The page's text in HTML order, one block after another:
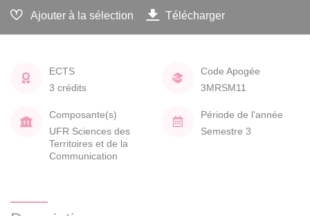
Ajouter à la sélection Télécharger
ECTS
3 crédits
Code Apogée
3MRSM11
Composante(s)
UFR Sciences des
Territoires et de la
Communication
Période de l'année
Semestre 3